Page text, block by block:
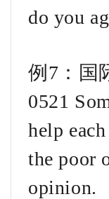
do you
例7：国
0521
help
the poor
opinion.